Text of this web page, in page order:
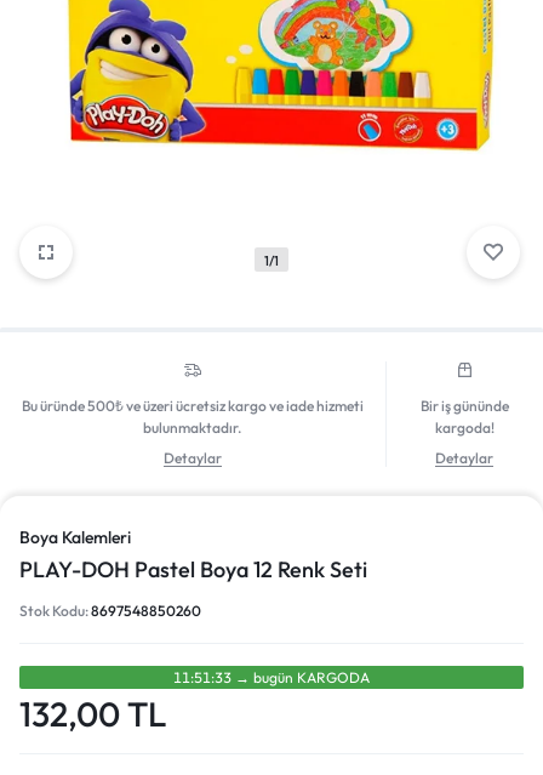
Giriş Yap
1/1
Bu üründe 500₺ ve üzeri ücretsiz kargo ve iade hizmeti
bulunmaktadır.
Detaylar
Bir iş gününde
kargoda!
Detaylar
Boya Kalemleri
PLAY-DOH Pastel Boya 12 Renk Seti
Stok Kodu:8697548850260
11:51:33 → bugün KARGODA
132,00TL